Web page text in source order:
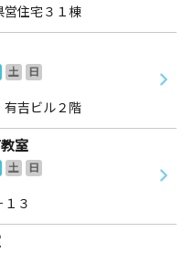
住宅３１棟
土
日
吉ビル２階
室
土
日
３